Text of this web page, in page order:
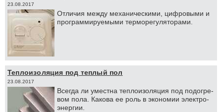
23.08.2017
От­ли­чия меж­ду ме­ха­ни­че­ски­ми, циф­ро­вы­ми и
про­грам­ми­ру­е­мы­ми тер­мо­ре­гу­ля­то­ра­ми.
Теплоизоляция под теплый пол
23.08.2017
Все­гда ли умест­на теп­ло­изо­ля­ция под по­до­гре­
вом по­ла. Ка­ко­ва ее роль в эко­но­мии элек­тро­
энер­гии.